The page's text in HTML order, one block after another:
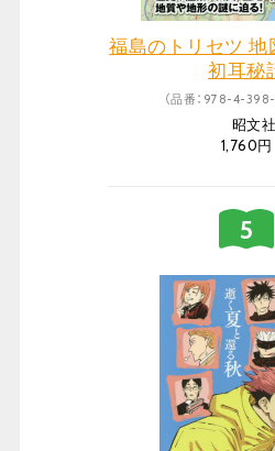
福島のトリセツ 地
初耳秘
（品番：978-4-398-
昭文社
1,760円